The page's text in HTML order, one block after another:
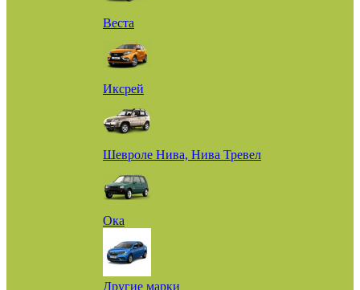
Веста
Иксрей
Шевроле Нива, Нива Тревел
Ока
Другие марки